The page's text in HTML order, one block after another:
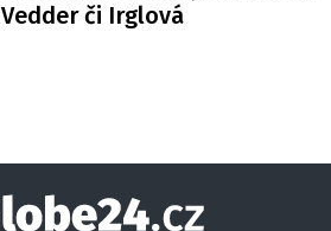
Vedder či Irglová
Globe24